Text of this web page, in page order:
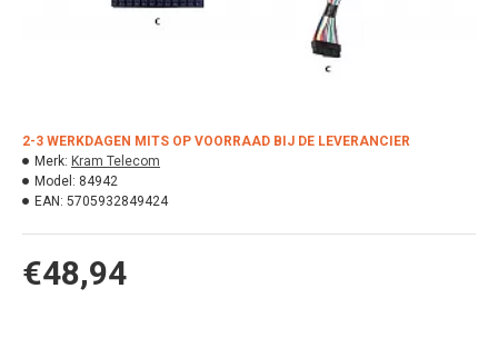
€48,94
2-3 WERKDAGEN MITS OP VOORRAAD BIJ DE LEVERANCIER
Merk: Kram Telecom
Model: 84942
EAN: 5705932849424